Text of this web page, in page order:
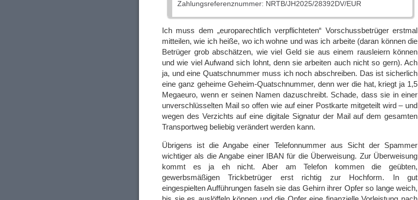
Zahlungsreferenznummer: NRTB/JH2025/28392DV/EUR
Ich muss dem „europarechtlich verpflichteten“ Vorschussbetrüger erstmal
mitteilen, wie ich heiße, wo ich wohne und was ich arbeite (daran können die
Betrüger grob abschätzen, wie viel Geld sie aus einem rausleiern können
und wie viel Aufwand sich lohnt, denn sie arbeiten auch nicht so gern). Ach
ja, und eine Quatschnummer muss ich noch abschreiben. Das ist sicherlich
eine ganz geheime Geheim-Quatschnummer, denn wer die hat, kriegt ja 1,5
Megaeuro, wenn er seinen Namen dazuschreibt. Schade, dass sie in einer
unverschlüsselten Mail so offen wie auf einer Postkarte mitgeteilt wird – und
wegen des Verzichts auf eine digitale Signatur der Mail auf dem gesamten
Transportweg beliebig verändert werden kann.
Übrigens ist die Angabe einer Telefonnummer aus Sicht der Spammer
wichtiger als die Angabe einer IBAN für die Überweisung. Zur Überweisung
kommt es ja eh nicht. Aber am Telefon kommen die geübten,
gewerbsmäßigen Trickbetrüger erst richtig zur Hochform. In gut
eingespielten Aufführungen faseln sie das Gehirn ihrer Opfer so lange weich,